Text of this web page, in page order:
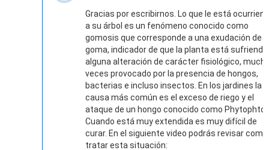
Gracias por escribirnos. Lo que le está
a su árbol es un fenómeno conocido como
gomosis que corresponde a una exudación de
goma, indicador de que la planta está sufriendo
alguna alteración de carácter fisiológico,
veces provocado por la presencia de hongos,
bacterias e incluso insectos. En los jardines la
causa más común es el exceso de riego y el
ataque de un hongo conocido como
Cuando está muy extendida es muy difícil de
curar. En el siguiente video podrás revisar como
tratar esta situación: